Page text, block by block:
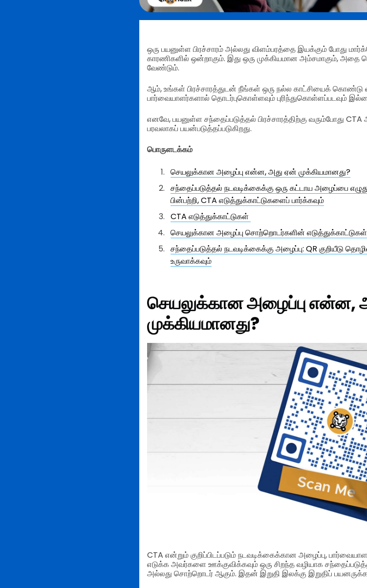
ஒரு பயனுள்ள பிரச்சாரம் அல்லது விளம்பரத்தை இயக்கும் போது
காரணிகளில் ஒன்றாகும். இது ஒரு முக்கியமான அம்சமாகும், அதை
வேண்டும்.
ஆம், உங்கள் பிரச்சாரத்துடன் நீங்கள் ஒரு நல்ல காட்சியைக்
பார்வையாளர்களால் தொடர்புகொள்ளவும் புரிந்துகொள்ளப்படவும்
எனவே, பயனுள்ள சந்தைப்படுத்தல் பிரச்சாரத்திற்கு வரும்போது
பரவலாகப் பயன்படுத்தப்படுகிறது.
பொருளடக்கம்
செயலுக்கான அழைப்பு என்ன, அது ஏன் முக்கியமானது?
சந்தைப்படுத்தல் நடவடிக்கைக்கு ஒரு கட்டாய அழைப்பை
பின்பற்றி, CTA எடுத்துக்காட்டுகளைப் பார்க்கவும்
CTA எடுத்துக்காட்டுகள்
செயலுக்கான அழைப்பு சொற்றொடர்களின் எடுத்துக்காட்டுகள்
சந்தைப்படுத்தல் நடவடிக்கைக்கு அழைப்பு: QR குறியீடு
உருவாக்கவும்
செயலுக்கான அழைப்பு என்ன,
முக்கியமானது?
CTA என்றும் குறிப்பிடப்படும் நடவடிக்கைக்கான அழைப்பு,
எடுக்க அவர்களை ஊக்குவிக்கவும் ஒரு சிறந்த வழியாக
அல்லது சொற்றொடர் ஆகும். இதன் இறுதி இலக்கு இறுதிப்